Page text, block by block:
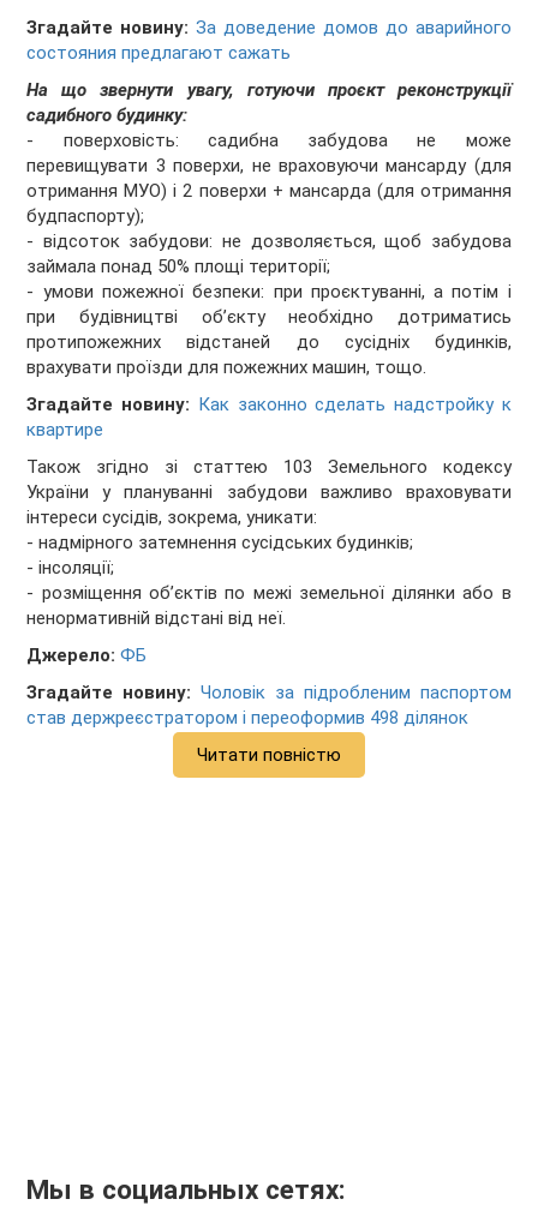
Згадайте новину: За доведение домов до аварийного
состояния предлагают сажать
На що звернути увагу, готуючи проєкт реконструкції
садибного будинку:
- поверховість: садибна забудова не може
перевищувати 3 поверхи, не враховуючи мансарду (для
отримання МУО) і 2 поверхи + мансарда (для отримання
будпаспорту);
- відсоток забудови: не дозволяється, щоб забудова
займала понад 50% площі території;
- умови пожежної безпеки: при проєктуванні, а потім і
при будівництві об’єкту необхідно дотриматись
протипожежних відстаней до сусідніх будинків,
врахувати проїзди для пожежних машин, тощо.
Згадайте новину: Как законно сделать надстройку к
квартире
Також згідно зі статтею 103 Земельного кодексу
України у плануванні забудови важливо враховувати
інтереси сусідів, зокрема, уникати:
- надмірного затемнення сусідських будинків;
- інсоляції;
- розміщення об’єктів по межі земельної ділянки або в
ненормативній відстані від неї.
Джерело: ФБ
Згадайте новину: Чоловік за підробленим паспортом
став держреєстратором і переоформив 498 ділянок
Читати повністю
Мы в социальных сетях: